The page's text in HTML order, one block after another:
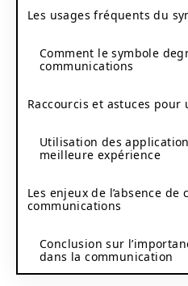
Les usages fréquents du
Comment le symbole
communications
Raccourcis et astuces pour
Utilisation des
meilleure expérience
Les enjeux de l’absence de
communications
Conclusion sur
dans la communication